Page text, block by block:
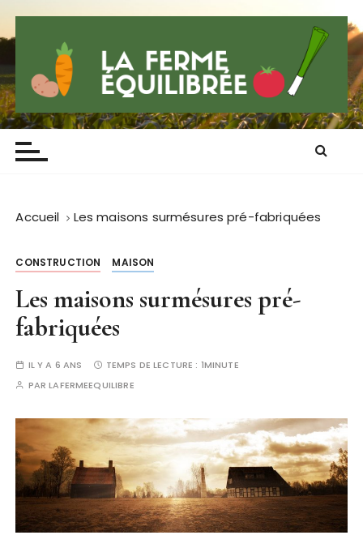
s
e
r
a Lafermeequilibre
Blog qui sent la province
Accueil Les maisons surmésures pré-fabriquées
CONSTRUCTION MAISON
Les maisons surmésures pré-
fabriquées
IL Y A 6 ANS TEMPS DE LECTURE : 1MINUTE
PARLAFERMEEQUILIBRE